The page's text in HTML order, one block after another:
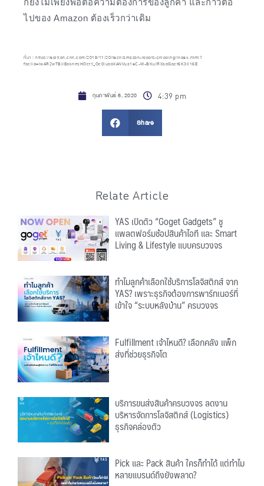
ก็ยังไม่เพียงพอต่อความต้องการของลูกค้า และก้าวต่อ
ไปของ Amazon ต้องเร็วกว่าเดิม
ที่มา : https://edition.cnn.com/2019/11/20/tech/amazon-robots-shipping/index.html?
fbclid=IwAR2wTBiIEdknmjHOctY_Oc0luobXANVua1eC-W-BKulRXabGqct6K3Il16E
กุมภาพันธ์ 6, 2020 4:39 pm
Share
Relate Article
YAS เปิดตัว “Goget Gadgets” ชู
แพลตฟอร์มช้อปสินค้าไอที และ Smart
Living & Lifestyle แบบครบวงจร
ทำไมลูกค้าเลือกใช้บริการโลจิสติกส์ จาก
YAS? เพราะธุรกิจต้องการพาร์ทเนอร์ที่
เข้าใจ “ระบบหลังบ้าน” ครบวงจร
Fulfillment เจ้าไหนดี? เลือกคลัง แพ็ก
ส่งที่ช่วยธุรกิจโต
บริการขนส่งสินค้าครบวงจร ลดงาน
บริหารจัดการโลจิสติกส์ (Logistics)
ธุรกิจคล่องตัว
Pick และ Pack สินค้า ใครก็ทำได้ แต่ทำไม
หลายแบรนด์ถึงยังพลาด?